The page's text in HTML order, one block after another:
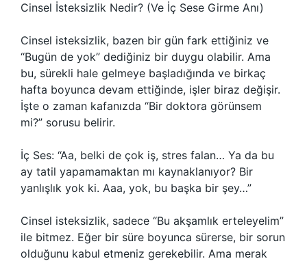
Cinsel İsteksizlik Nedir? (Ve İç Sese Girme Anı)
Cinsel isteksizlik, bazen bir gün fark ettiğiniz ve
“Bugün de yok” dediğiniz bir duygu olabilir. Ama
bu, sürekli hale gelmeye başladığında ve birkaç
hafta boyunca devam ettiğinde, işler biraz değişir.
İşte o zaman kafanızda “Bir doktora görünsem
mi?” sorusu belirir.
İç Ses: “Aa, belki de çok iş, stres falan… Ya da bu
ay tatil yapamamaktan mı kaynaklanıyor? Bir
yanlışlık yok ki. Aaa, yok, bu başka bir şey…”
Cinsel isteksizlik, sadece “Bu akşamlık erteleyelim”
ile bitmez. Eğer bir süre boyunca sürerse, bir sorun
olduğunu kabul etmeniz gerekebilir. Ama merak